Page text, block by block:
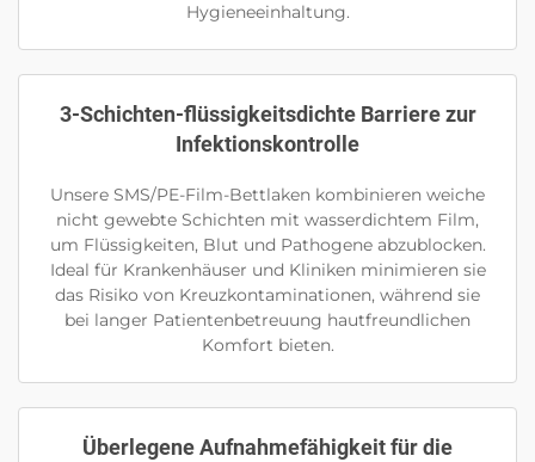
Hygieneeinhaltung.
3-Schichten-flüssigkeitsdichte Barriere zur
Infektionskontrolle
Unsere SMS/PE-Film-Bettlaken kombinieren weiche
nicht gewebte Schichten mit wasserdichtem Film,
um Flüssigkeiten, Blut und Pathogene abzublocken.
Ideal für Krankenhäuser und Kliniken minimieren sie
das Risiko von Kreuzkontaminationen, während sie
bei langer Patientenbetreuung hautfreundlichen
Komfort bieten.
Überlegene Aufnahmefähigkeit für die